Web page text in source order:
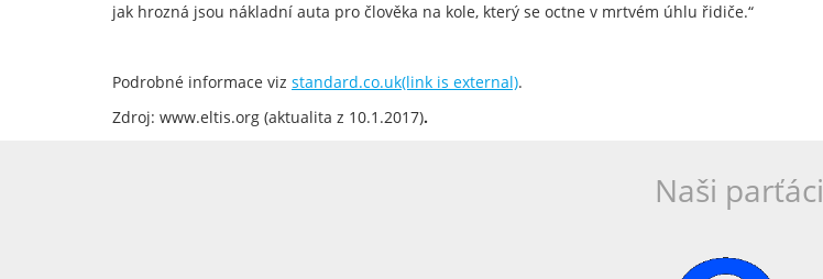
jak hrozná jsou nákladní auta pro člověka na kole, který se octne v mrtvém úhlu řidiče.“
Podrobné informace viz standard.co.uk(link is external).
Zdroj: www.eltis.org (aktualita z 10.1.2017).
Naši parťáci